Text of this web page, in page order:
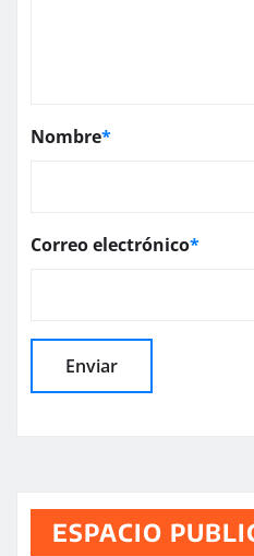
Nombre*
Correo electrónico*
ESPACIO